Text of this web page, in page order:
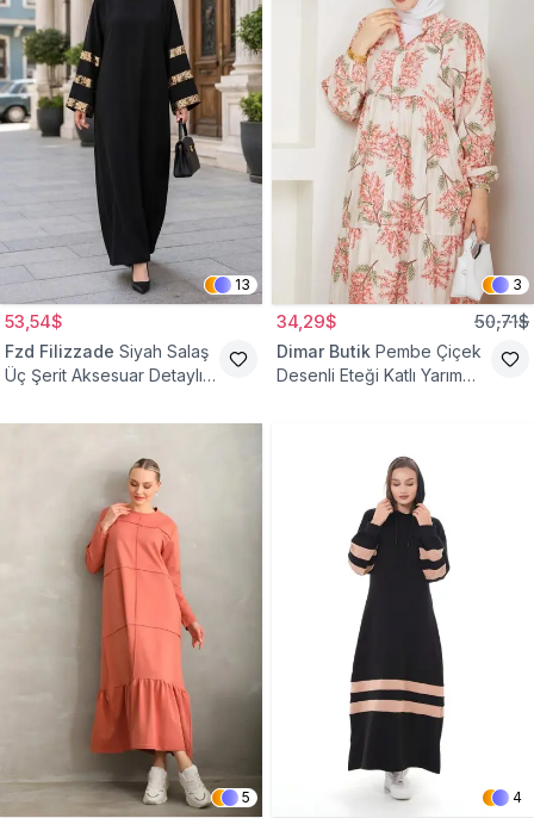
13
53,54$
Fzd Filizzade Siyah Salaş
Üç Şerit Aksesuar Detaylı
3
34,29$ 50,71$
Dimar Butik Pembe Çiçek
Desenli Eteği Katlı Yarım
5 4